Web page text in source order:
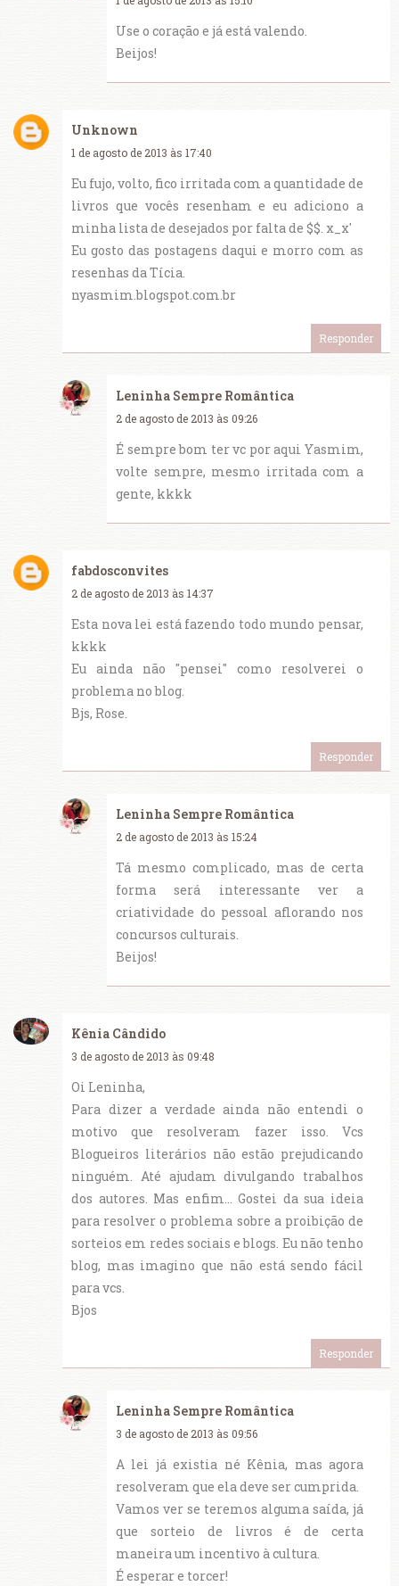
Use o coração e já está valendo.
Beijos!
Unknown
1 de agosto de 2013 às 17:40
Eu fujo, volto, fico irritada com a quantidade de
livros que vocês resenham e eu adiciono a
minha lista de desejados por falta de $$. x_x'
Eu gosto das postagens daqui e morro com as
resenhas da Tícia.
nyasmim.blogspot.com.br
Responder
Leninha Sempre Romântica
2 de agosto de 2013 às 09:26
É sempre bom ter vc por aqui Yasmim,
volte sempre, mesmo irritada com a
gente, kkkk
fabdosconvites
2 de agosto de 2013 às 14:37
Esta nova lei está fazendo todo mundo pensar,
kkkk
Eu ainda não "pensei" como resolverei o
problema no blog.
Bjs, Rose.
Responder
Leninha Sempre Romântica
2 de agosto de 2013 às 15:24
Tá mesmo complicado, mas de certa
forma será interessante ver a
criatividade do pessoal aflorando nos
concursos culturais.
Beijos!
Kênia Cândido
3 de agosto de 2013 às 09:48
Oi Leninha,
Para dizer a verdade ainda não entendi o
motivo que resolveram fazer isso. Vcs
Blogueiros literários não estão prejudicando
ninguém. Até ajudam divulgando trabalhos
dos autores. Mas enfim... Gostei da sua ideia
para resolver o problema sobre a proibição de
sorteios em redes sociais e blogs. Eu não tenho
blog, mas imagino que não está sendo fácil
para vcs.
Bjos
Responder
Leninha Sempre Romântica
3 de agosto de 2013 às 09:56
A lei já existia né Kênia, mas agora
resolveram que ela deve ser cumprida.
Vamos ver se teremos alguma saída, já
que sorteio de livros é de certa
maneira um incentivo à cultura.
É esperar e torcer!